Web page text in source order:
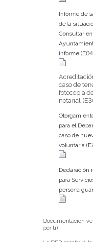
Informe de
de la
Consultar
informe
caso de
fotocopia
notarial
para el
caso de
voluntaria
Declaración
para
persona
Documentación
por ti)